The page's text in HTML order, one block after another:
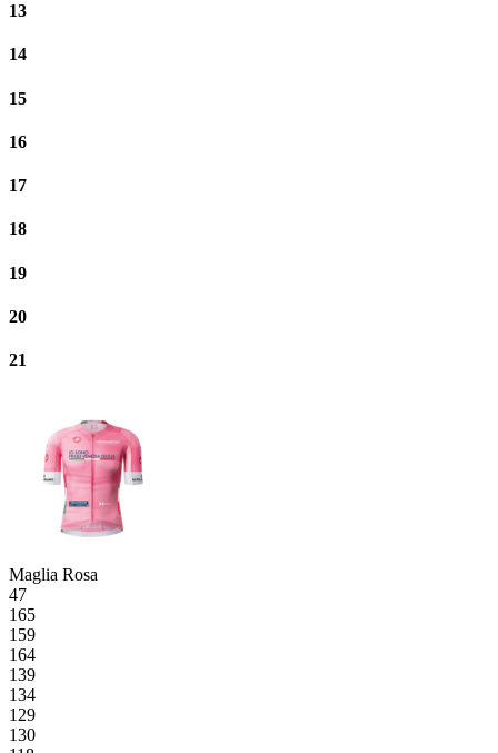
13
14
15
16
17
18
19
20
21
Maglia Rosa
47
165
159
164
139
134
129
130